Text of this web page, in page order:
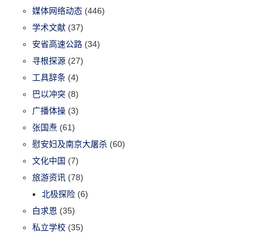
媒体网络动态 (446)
学术文献 (37)
安省高速公路 (34)
寻根探源 (27)
工具辞条 (4)
巴以冲突 (8)
广播体操 (3)
张国焘 (61)
慰安妇及南京大屠杀 (60)
文化中国 (7)
旅游资讯 (78)
北极探险 (6)
白求恩 (35)
私立学校 (35)